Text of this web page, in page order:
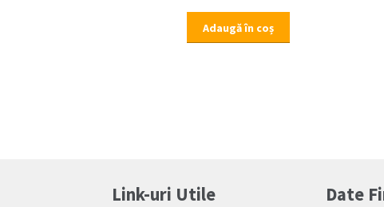
Adaugă în coș
Link-uri Utile Date